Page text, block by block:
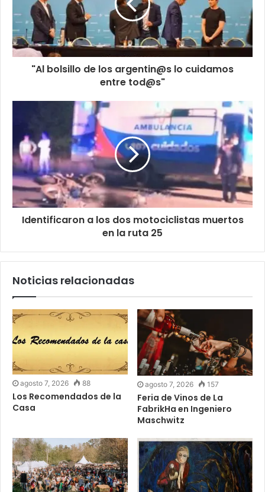
"Al bolsillo de los argentin@s lo cuidamos
entre tod@s"
Identificaron a los dos motociclistas muertos
en la ruta 25
Noticias relacionadas
agosto 7, 2026 88
Los Recomendados de la
Casa
agosto 7, 2026 157
Feria de Vinos de La
FabrikHa en Ingeniero
Maschwitz